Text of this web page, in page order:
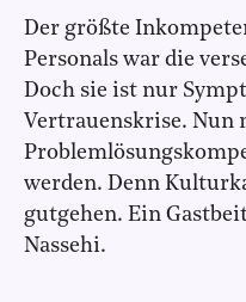
Der größte
Personals war die
Doch sie ist nur
Vertrauenskrise. Nun
werden. Denn
gutgehen. Ein
Nassehi.